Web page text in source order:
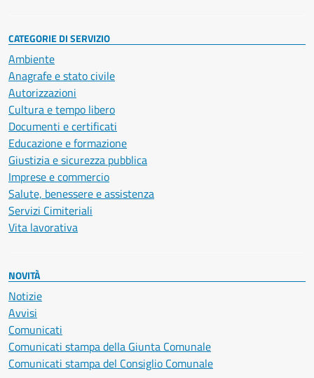
CATEGORIE DI SERVIZIO
Ambiente
Anagrafe e stato civile
Autorizzazioni
Cultura e tempo libero
Documenti e certificati
Educazione e formazione
Giustizia e sicurezza pubblica
Imprese e commercio
Salute, benessere e assistenza
Servizi Cimiteriali
Vita lavorativa
NOVITÀ
Notizie
Avvisi
Comunicati
Comunicati stampa della Giunta Comunale
Comunicati stampa del Consiglio Comunale